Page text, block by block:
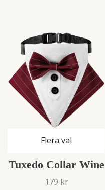
Flera val
Tuxedo Collar Wine
179 kr